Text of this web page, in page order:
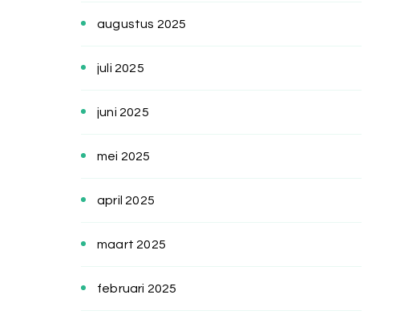
augustus 2025
juli 2025
juni 2025
mei 2025
april 2025
maart 2025
februari 2025